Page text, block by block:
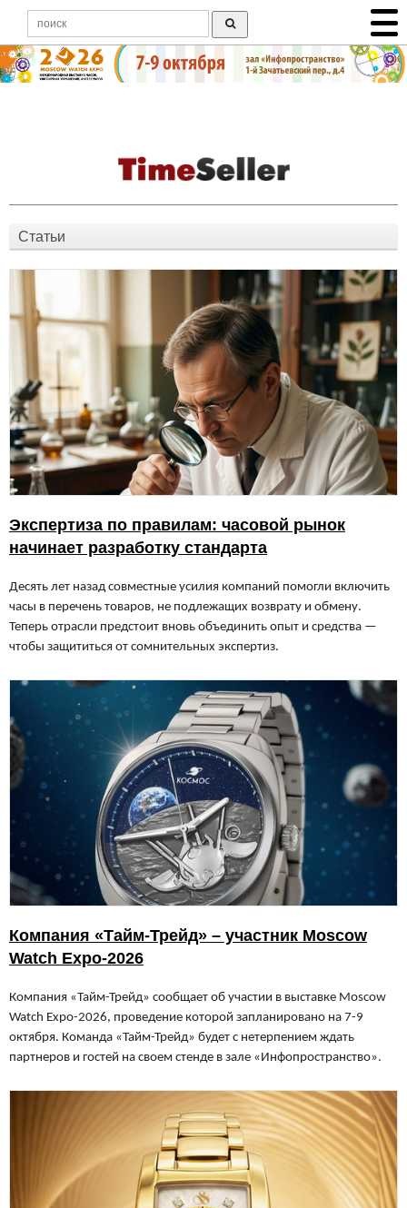
Статьи
Экспертиза по правилам: часовой рынок
начинает разработку стандарта
Десять лет назад совместные усилия компаний помогли включить
часы в перечень товаров, не подлежащих возврату и обмену.
Теперь отрасли предстоит вновь объединить опыт и средства —
чтобы защититься от сомнительных экспертиз.
Компания «Тайм-Трейд» – участник Moscow
Watch Expo-2026
Компания «Тайм-Трейд» сообщает об участии в выставке Moscow
Watch Expo-2026, проведение которой запланировано на 7-9
октября. Команда «Тайм-Трейд» будет с нетерпением ждать
партнеров и гостей на своем стенде в зале «Инфопространство».